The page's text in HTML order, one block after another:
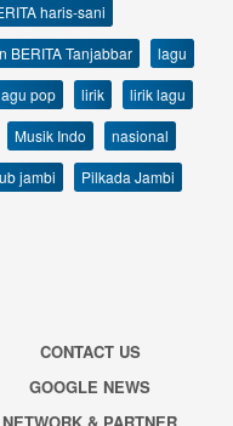
haris-sani
BERITA Tanjabbar
lagu
pop lirik
lirik lagu
Musik Indo
nasional
jambi
Pilkada Jambi
CONTACT US
GOOGLE NEWS